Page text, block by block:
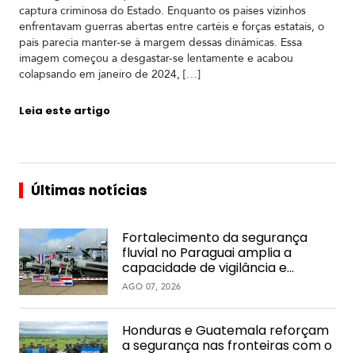
captura criminosa do Estado. Enquanto os países vizinhos
enfrentavam guerras abertas entre cartéis e forças estatais, o
país parecia manter-se à margem dessas dinâmicas. Essa
imagem começou a desgastar-se lentamente e acabou
colapsando em janeiro de 2024, […]
Leia este artigo
Últimas notícias
Fortalecimento da segurança
fluvial no Paraguai amplia a
capacidade de vigilância e
interdição na hidrovia
AGO 07, 2026
Honduras e Guatemala reforçam
a segurança nas fronteiras com o